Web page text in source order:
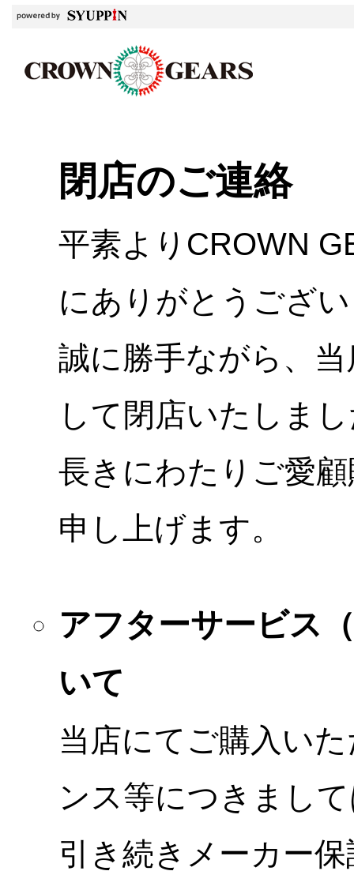
閉店のご連絡
平素よりCROWN
にありがとうござ
誠に勝手ながら、
して閉店いたしま
長きにわたりご愛
申し上げます。
アフターサービス
いて
当店にてご購入い
ンス等につきまし
引き続きメーカー